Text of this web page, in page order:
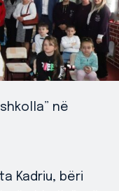
në
Kadriu, bëri